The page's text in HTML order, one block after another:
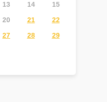
13 14
15
20 21
22
27 28
29